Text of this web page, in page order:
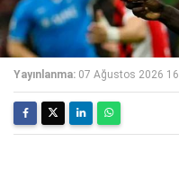
Yayınlanma: 07 Ağustos 2026